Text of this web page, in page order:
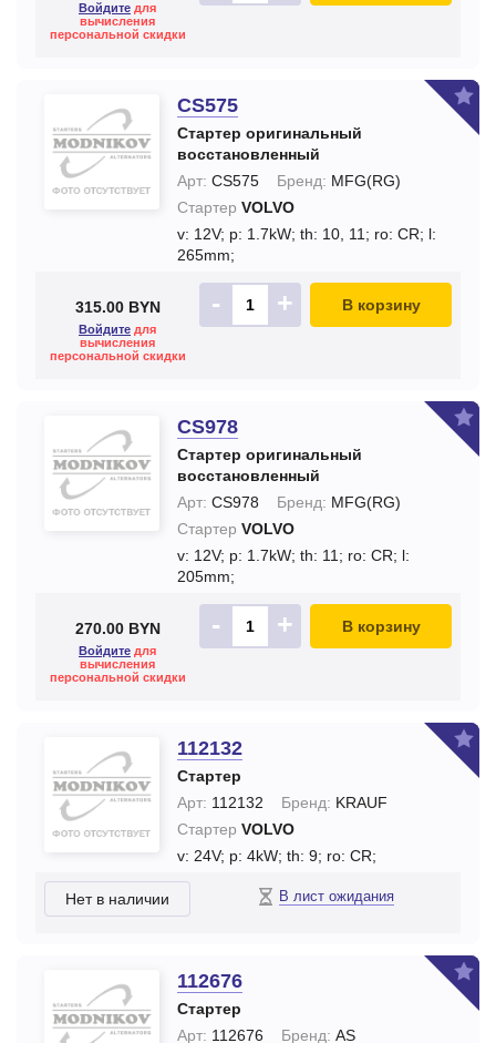
Войдите для
вычисления
персональной скидки
CS575
Стартер оригинальный
восстановленный
Арт: CS575 Бренд: MFG(RG)
Стартер VOLVO
v: 12V; p: 1.7kW; th: 10, 11; ro: CR; l:
265mm;
315.00 BYN
Войдите для
вычисления
персональной скидки
- + В корзину
CS978
Стартер оригинальный
восстановленный
Арт: CS978 Бренд: MFG(RG)
Стартер VOLVO
v: 12V; p: 1.7kW; th: 11; ro: CR; l:
205mm;
270.00 BYN
Войдите для
вычисления
персональной скидки
- + В корзину
112132
Стартер
Арт: 112132 Бренд: KRAUF
Стартер VOLVO
v: 24V; p: 4kW; th: 9; ro: CR;
Нет в наличии В лист ожидания
112676
Стартер
Арт: 112676 Бренд: AS